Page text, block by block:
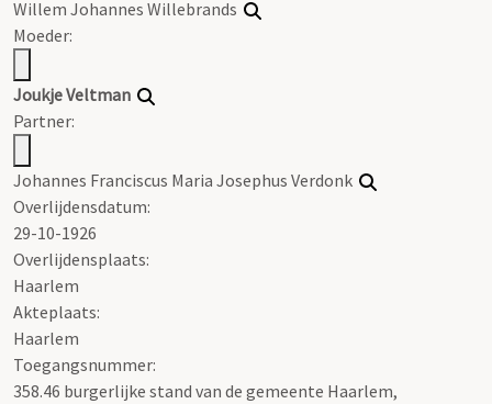
Willem Johannes Willebrands
Moeder:
JoukjeVeltman
Partner:
Johannes Franciscus Maria Josephus Verdonk
Overlijdensdatum:
29-10-1926
Overlijdensplaats:
Haarlem
Akteplaats:
Haarlem
Toegangsnummer:
358.46 burgerlijke stand van de gemeente Haarlem,